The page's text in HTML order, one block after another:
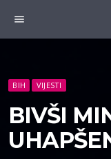
menu
BIH VIJESTI
BIVŠI